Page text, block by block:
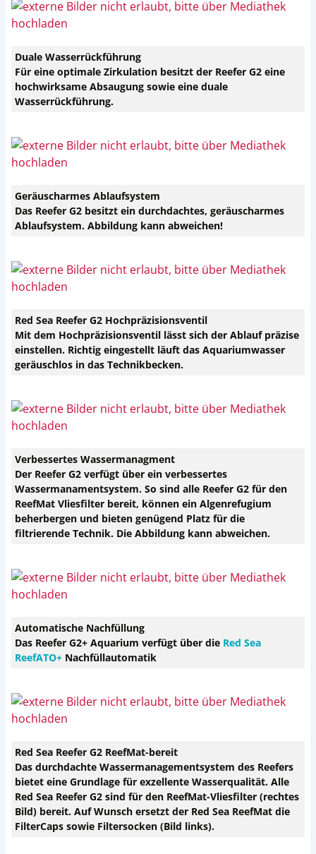
Duale Wasserrückführung
Für eine optimale Zirkulation besitzt der Reefer G2 eine
hochwirksame Absaugung sowie eine duale
Wasserrückführung.
Geräuscharmes Ablaufsystem
Das Reefer G2 besitzt ein durchdachtes, geräuscharmes
Ablaufsystem. Abbildung kann abweichen!
Red Sea Reefer G2 Hochpräzisionsventil
Mit dem Hochpräzisionsventil lässt sich der Ablauf präzise
einstellen. Richtig eingestellt läuft das Aquariumwasser
geräuschlos in das Technikbecken.
Verbessertes Wassermanagment
Der Reefer G2 verfügt über ein verbessertes
Wassermanamentsystem. So sind alle Reefer G2 für den
ReefMat Vliesfilter bereit, können ein Algenrefugium
beherbergen und bieten genügend Platz für die
filtrierende Technik. Die Abbildung kann abweichen.
Automatische Nachfüllung
Das Reefer G2+ Aquarium verfügt über die Red Sea
ReefATO+ Nachfüllautomatik
Red Sea Reefer G2 ReefMat-bereit
Das durchdachte Wassermanagementsystem des Reefers
bietet eine Grundlage für exzellente Wasserqualität. Alle
Red Sea Reefer G2 sind für den ReefMat-Vliesfilter (rechtes
Bild) bereit. Auf Wunsch ersetzt der Red Sea ReefMat die
FilterCaps sowie Filtersocken (Bild links).